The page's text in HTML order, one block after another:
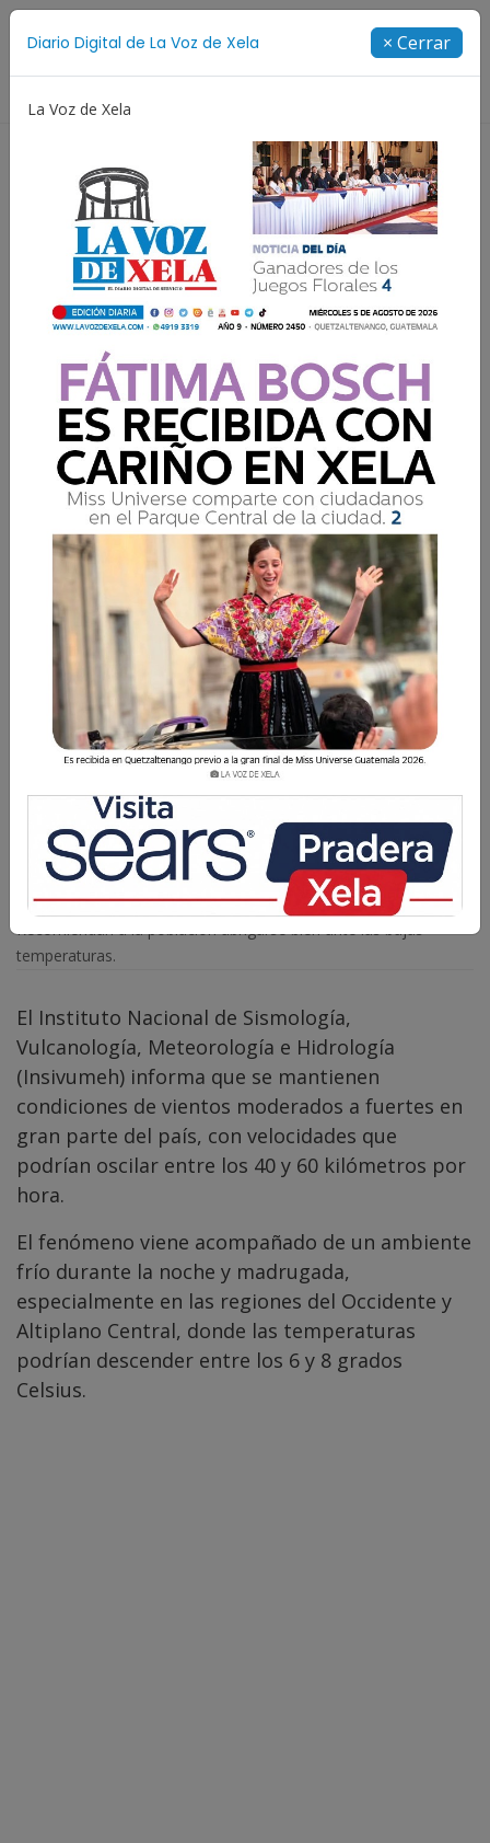
Diario Digital de La Voz de Xela × Cerrar
La Voz de Xela
de Bandas 2026
Vientos fuertes y bajas
temperaturas afectan el
Occidente y Altiplano
El frío sigue ingresando al territorio nacional
este martes 11 de noviembre.
La Voz de Xela 11 Noviembre 2025 08:25
Recomiendan a la población abrigarse bien ante las bajas
temperaturas.
El Instituto Nacional de Sismología,
Vulcanología, Meteorología e Hidrología
(Insivumeh) informa que se mantienen
condiciones de vientos moderados a fuertes en
gran parte del país, con velocidades que
podrían oscilar entre los 40 y 60 kilómetros por
hora.
El fenómeno viene acompañado de un ambiente
frío durante la noche y madrugada,
especialmente en las regiones del Occidente y
Altiplano Central, donde las temperaturas
podrían descender entre los 6 y 8 grados
Celsius.